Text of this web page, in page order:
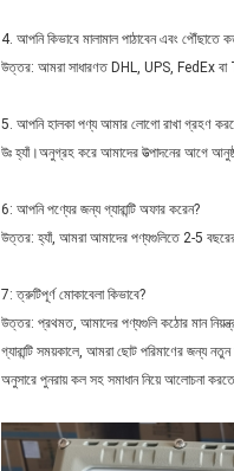
4. আপনি কিভাবে মালামাল পাঠাবেন এবং পৌঁছাতে
উত্তর: আমরা সাধারণত DHL, UPS, FedEx বা
5. আপনি হালকা পণ্য আমার লোগো রাখা গ্রহণ
উঃ হ্যাঁ।অনুগ্রহ করে আমাদের উত্পাদনের আগে
6: আপনি পণ্যের জন্য গ্যারান্টি অফার করেন?
উত্তর: হ্যাঁ, আমরা আমাদের পণ্যগুলিতে 2-5 বছরের
7: ত্রুটিপূর্ণ মোকাবেলা কিভাবে?
উত্তর: প্রথমত, আমাদের পণ্যগুলি কঠোর মান
গ্যারান্টি সময়কালে, আমরা ছোট পরিমাণের জন্য
অনুসারে পুনরায় কল সহ সমাধান নিয়ে আলোচনা